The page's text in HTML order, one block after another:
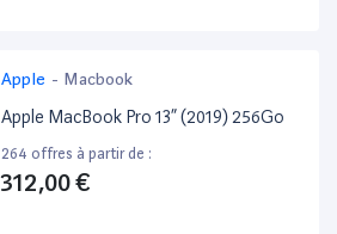
Apple - Macbook
Apple MacBook Pro 13” (2019) 256Go
264 offres à partir de :
312,00 €